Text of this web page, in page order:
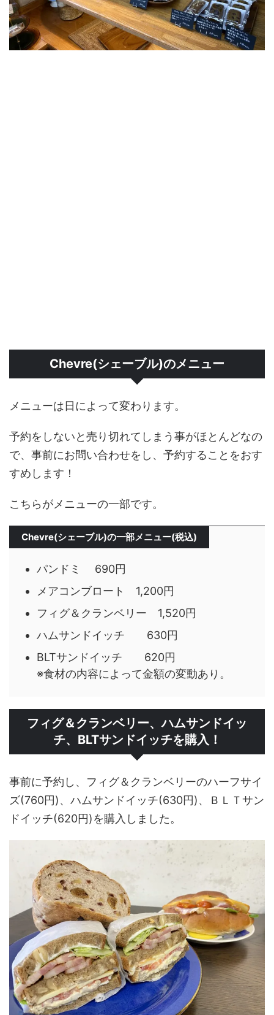
Chevre(シェーブル)のメニュー
メニューは日によって変わります。
予約をしないと売り切れてしまう事がほとんどなの
で、事前にお問い合わせをし、予約することをおす
すめします！
こちらがメニューの一部です。
Chevre(シェーブル)の一部メニュー(税込)
パンドミ 690円
メアコンブロート 1,200円
フィグ＆クランベリー 1,520円
ハムサンドイッチ 630円
BLTサンドイッチ 620円
※食材の内容によって金額の変動あり。
フィグ＆クランベリー、ハムサンドイッ
チ、BLTサンドイッチを購入！
事前に予約し、フィグ＆クランベリーのハーフサイ
ズ(760円)、ハムサンドイッチ(630円)、ＢＬＴサン
ドイッチ(620円)を購入しました。